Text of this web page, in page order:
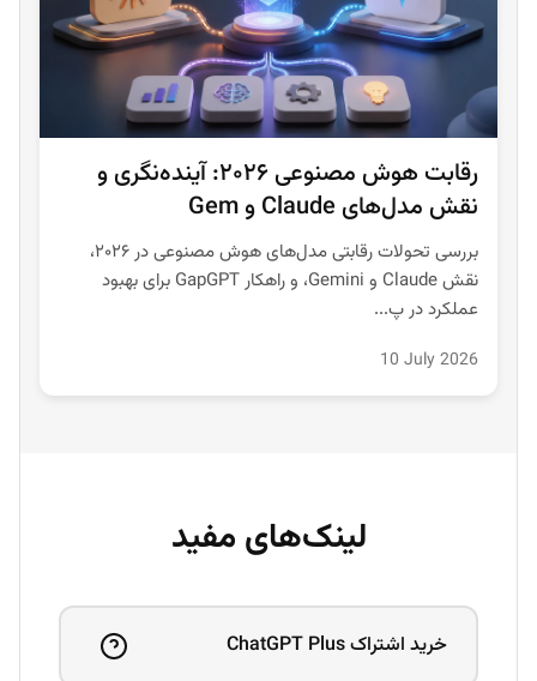
رقابت هوش مصنوعی ۲۰۲۶: آینده‌نگری و
نقش مدل‌های Claude و Gem
بررسی تحولات رقابتی مدل‌های هوش مصنوعی در ۲۰۲۶،
نقش Claude و Gemini، و راهکار GapGPT برای بهبود
عملکرد در پ...
10 July 2026
لینک‌های مفید
خرید اشتراک ChatGPT Plus